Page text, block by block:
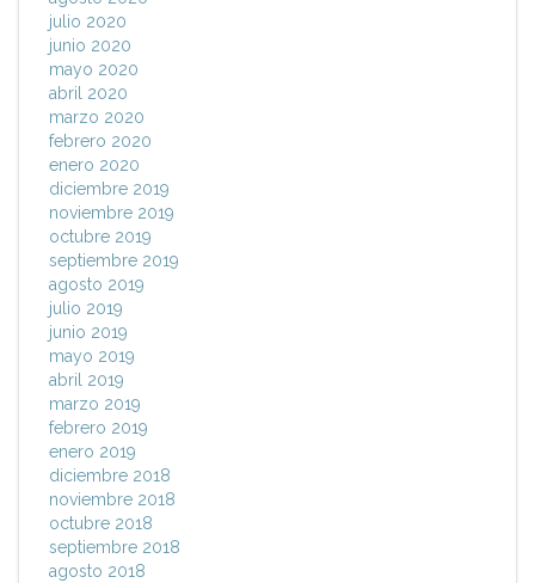
julio 2020
junio 2020
mayo 2020
abril 2020
marzo 2020
febrero 2020
enero 2020
diciembre 2019
noviembre 2019
octubre 2019
septiembre 2019
agosto 2019
julio 2019
junio 2019
mayo 2019
abril 2019
marzo 2019
febrero 2019
enero 2019
diciembre 2018
noviembre 2018
octubre 2018
septiembre 2018
agosto 2018